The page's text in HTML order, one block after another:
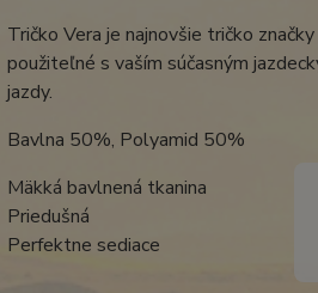
Tričko Vera je najnovšie tričko
použiteľné s vaším súčasným
jazdy.
Bavlna 50%, Polyamid 50%
Mäkká bavlnená tkanina
Priedušná
Perfektne sediace